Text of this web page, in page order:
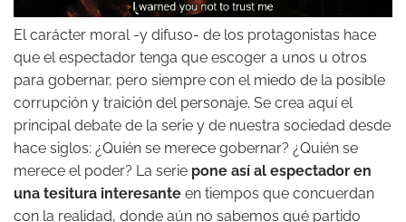
El carácter moral -y difuso- de los protagonistas hace
que el espectador tenga que escoger a unos u otros
para gobernar, pero siempre con el miedo de la posible
corrupción y traición del personaje. Se crea aquí el
principal debate de la serie y de nuestra sociedad desde
hace siglos: ¿Quién se merece gobernar? ¿Quién se
merece el poder? La serie pone así al espectador en
una tesitura interesante en tiempos que concuerdan
con la realidad, donde aún no sabemos qué partido